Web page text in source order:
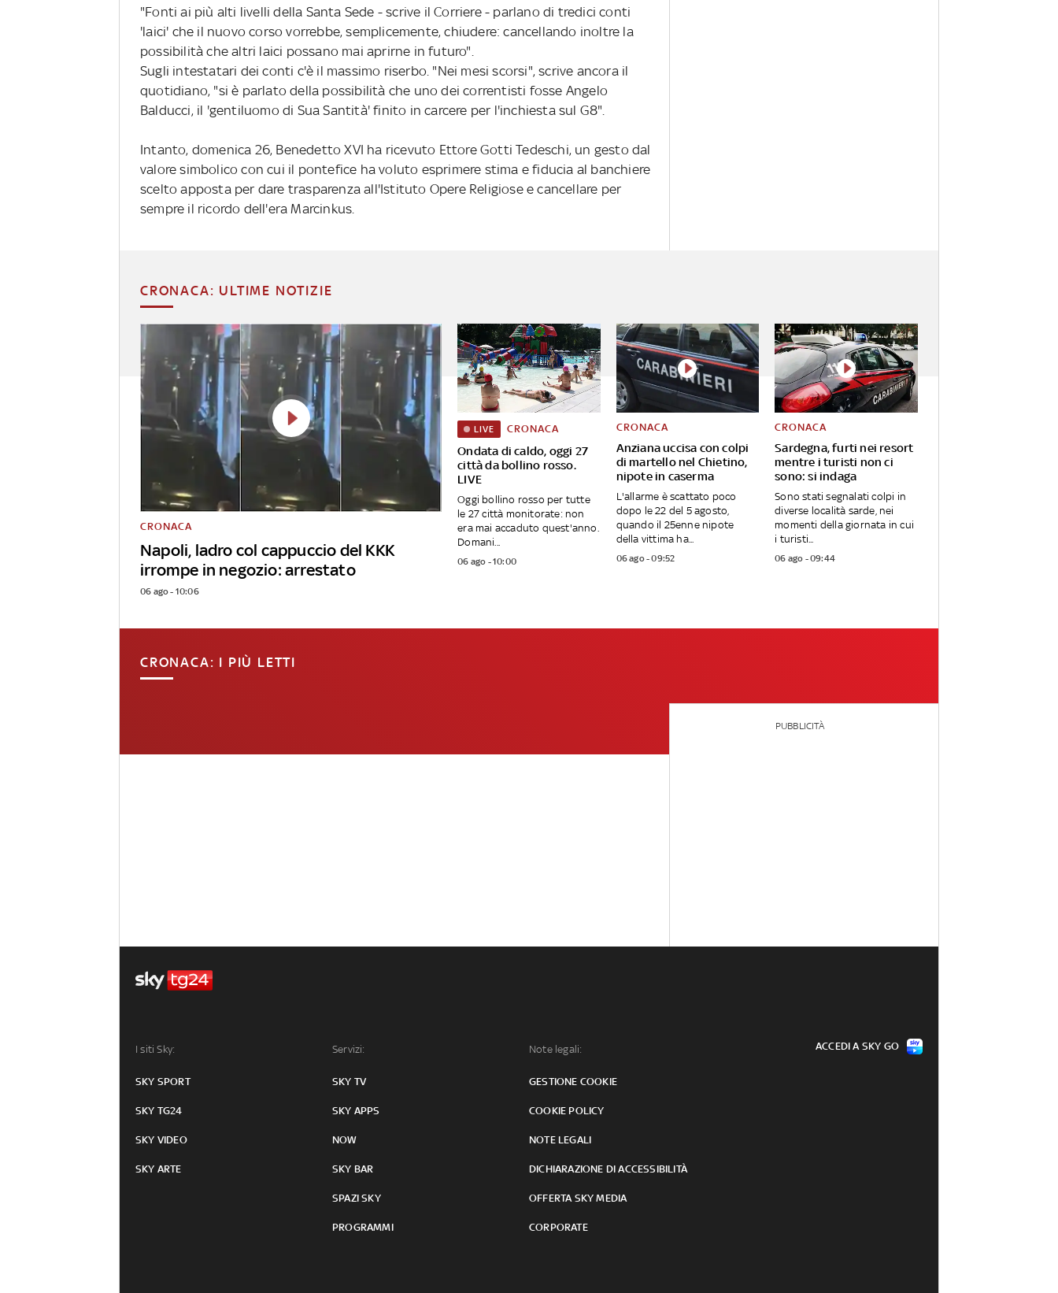
"Fonti ai più alti livelli della Santa Sede - scrive il Corriere - parlano di tredici conti
'laici' che il nuovo corso vorrebbe, semplicemente, chiudere: cancellando inoltre la
possibilità che altri laici possano mai aprirne in futuro".
Sugli intestatari dei conti c'è il massimo riserbo. "Nei mesi scorsi", scrive ancora il
quotidiano, "si è parlato della possibilità che uno dei correntisti fosse Angelo
Balducci, il 'gentiluomo di Sua Santità' finito in carcere per l'inchiesta sul G8".
Intanto, domenica 26, Benedetto XVI ha ricevuto Ettore Gotti Tedeschi, un gesto dal
valore simbolico con cui il pontefice ha voluto esprimere stima e fiducia al banchiere
scelto apposta per dare trasparenza all'Istituto Opere Religiose e cancellare per
sempre il ricordo dell'era Marcinkus.
CRONACA: ULTIME NOTIZIE
Napoli, ladro col cappuccio del KKK
irrompe in negozio: arrestato
CRONACA
06 ago - 10:06
Ondata di caldo, oggi 27
città da bollino rosso.
LIVE
LIVE CRONACA
Oggi bollino rosso per tutte
le 27 città monitorate: non
era mai accaduto quest'anno.
Domani...
06 ago - 10:00
Anziana uccisa con colpi
di martello nel Chietino,
nipote in caserma
CRONACA
L'allarme è scattato poco
dopo le 22 del 5 agosto,
quando il 25enne nipote
della vittima ha...
06 ago - 09:52
Sardegna, furti nei resort
mentre i turisti non ci
sono: si indaga
CRONACA
Sono stati segnalati colpi in
diverse località sarde, nei
momenti della giornata in cui
i turisti...
06 ago - 09:44
CRONACA: I PIÙ LETTI
PUBBLICITÀ
I siti Sky:
SKY SPORT
SKY TG24
SKY VIDEO
SKY ARTE
Servizi:
SKY TV
SKY APPS
NOW
SKY BAR
SPAZI SKY
PROGRAMMI
Note legali:
GESTIONE COOKIE
COOKIE POLICY
NOTE LEGALI
DICHIARAZIONE DI ACCESSIBILITÀ
OFFERTA SKY MEDIA
CORPORATE
ACCEDI A SKY GO